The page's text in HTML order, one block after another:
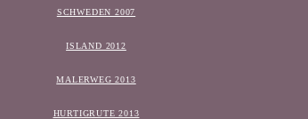
SCHWEDEN 2007
ISLAND 2012
MALERWEG 2013
HURTIGRUTE 2013